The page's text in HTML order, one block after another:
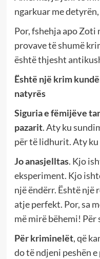
ngarkuar me
Por, fshehja apo
provave të shumë
është thjesht
Është një krim
natyrës
Siguria e fëmijëve
pazarit. Aty ku
për të lidhurit. Aty
Jo anasjelltas. Kjo
eksperiment. Kjo
një ëndërr. Është një
atje perfekt. Por, sa
më mirë bëhemi!
Për kriminelët, që
do të ndjeni peshën